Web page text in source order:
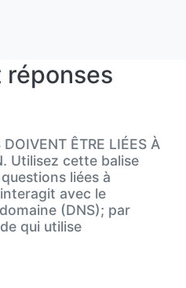
réponses
ÊTRE LIÉES À
Utilisez cette balise
liées à
avec le
(DNS); par
qui utilise